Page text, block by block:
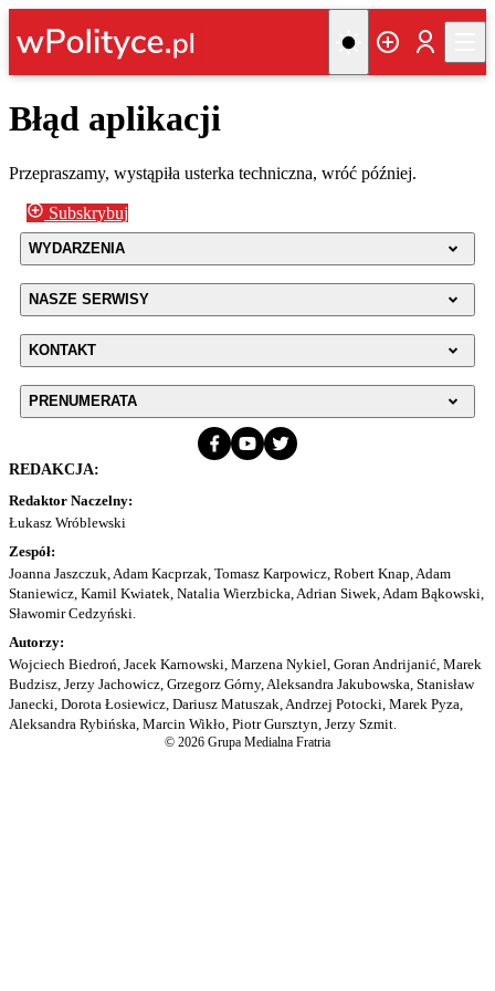
Błąd aplikacji
Przepraszamy, wystąpiła usterka techniczna, wróć później.
Subskrybuj
WYDARZENIA
NASZE SERWISY
KONTAKT
PRENUMERATA
REDAKCJA:
Redaktor Naczelny:
Łukasz Wróblewski
Zespół:
Joanna Jaszczuk, Adam Kacprzak, Tomasz Karpowicz, Robert Knap, Adam
Staniewicz, Kamil Kwiatek, Natalia Wierzbicka, Adrian Siwek, Adam Bąkowski,
Sławomir Cedzyński.
Autorzy:
Wojciech Biedroń, Jacek Karnowski, Marzena Nykiel, Goran Andrijanić, Marek
Budzisz, Jerzy Jachowicz, Grzegorz Górny, Aleksandra Jakubowska, Stanisław
Janecki, Dorota Łosiewicz, Dariusz Matuszak, Andrzej Potocki, Marek Pyza,
Aleksandra Rybińska, Marcin Wikło, Piotr Gursztyn, Jerzy Szmit.
© 2026 Grupa Medialna Fratria